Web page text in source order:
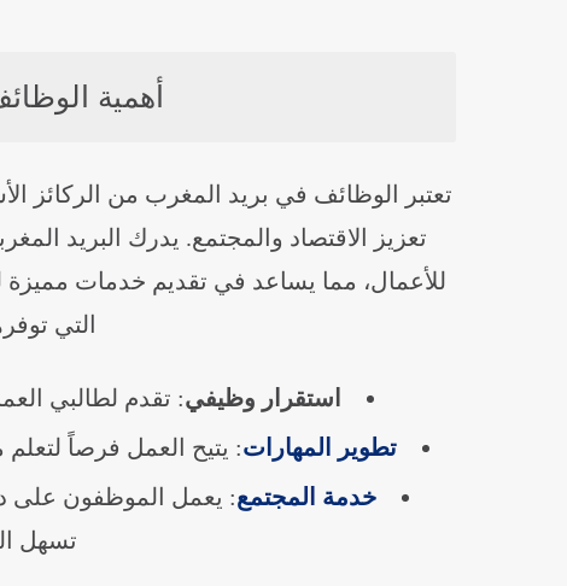
أهمية
تعتبر الوظائف في بريد المغرب من
تعزيز الاقتصاد والمجتمع. يدرك البريد
للأعمال، مما يساعد في تقديم خدمات مميزة
التي
استقرار وظيفي: تقدم لطالبي
تطوير المهارات: يتيح العمل فرصاً
خدمة المجتمع: يعمل الموظفون على
تسهل